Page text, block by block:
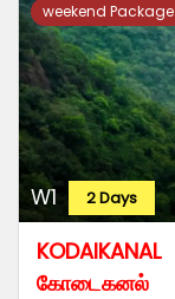
weekend Package
W1 2 Days
KODAIKANAL
கோடைகனல்